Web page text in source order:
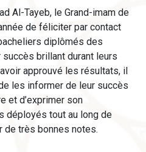
Al-Tayeb, le Grand-imam de
de féliciter par contact
diplômés des
succès brillant durant leurs
approuvé les résultats, il
les informer de leur succès
et d’exprimer son
déployés tout au long de
de très bonnes notes.